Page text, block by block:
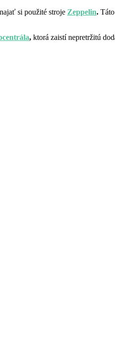
si použité stroje Zeppelin.
, ktorá zaistí nepretržitú